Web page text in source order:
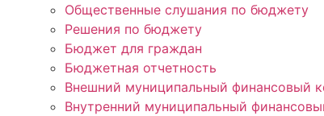
Общественные слушания по бюджету
Решения по бюджету
Бюджет для граждан
Бюджетная отчетность
Внешний муниципальный финансовый
Внутренний муниципальный